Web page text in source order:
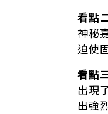
看點
神秘
迫使
看點
出現
出強